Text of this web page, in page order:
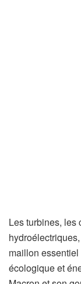
Les turbines, les
maillon
écologique et